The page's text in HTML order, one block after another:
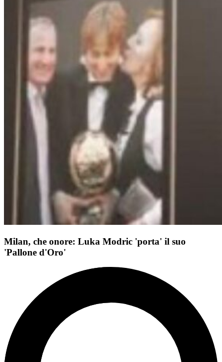
Milan, che onore: Luka Modric 'porta' il suo
'Pallone d'Oro'